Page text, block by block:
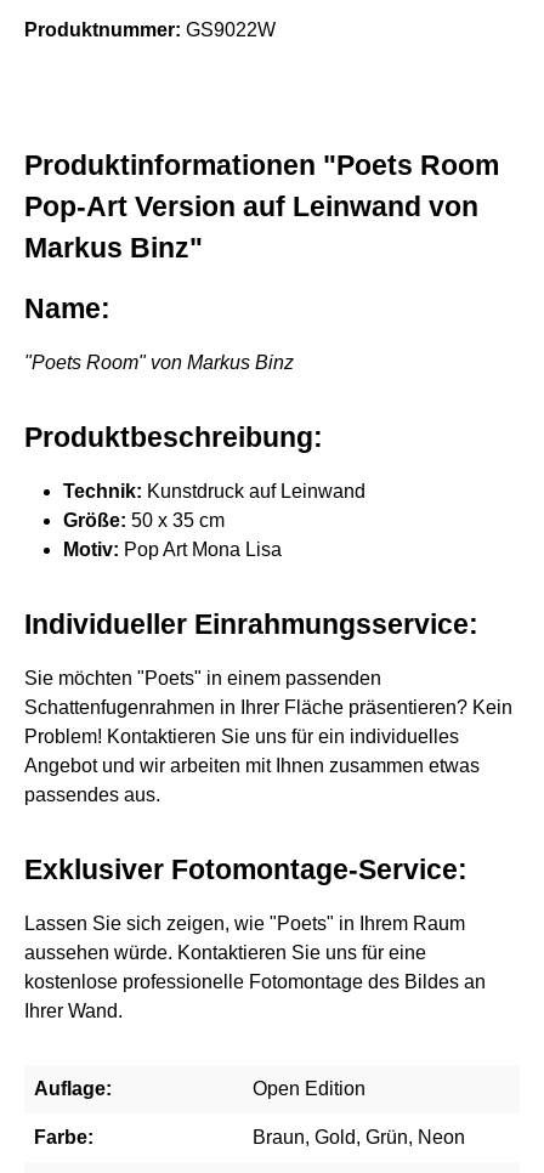
Produktnummer: GS9022W
Produktinformationen "Poets Room
Pop-Art Version auf Leinwand von
Markus Binz"
Name:
"Poets Room" von Markus Binz
Produktbeschreibung:
Technik: Kunstdruck auf Leinwand
Größe: 50 x 35 cm
Motiv: Pop Art Mona Lisa
Individueller Einrahmungsservice:
Sie möchten "Poets" in einem passenden
Schattenfugenrahmen in Ihrer Fläche präsentieren? Kein
Problem! Kontaktieren Sie uns für ein individuelles
Angebot und wir arbeiten mit Ihnen zusammen etwas
passendes aus.
Exklusiver Fotomontage-Service:
Lassen Sie sich zeigen, wie "Poets" in Ihrem Raum
aussehen würde. Kontaktieren Sie uns für eine
kostenlose professionelle Fotomontage des Bildes an
Ihrer Wand.
Auflage: Open Edition
Farbe: Braun, Gold, Grün, Neon